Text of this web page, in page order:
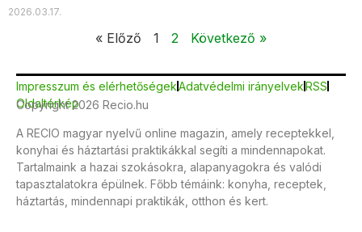
2026.03.17.
« Előző 1 2 Következő »
Impresszum és elérhetőségekAdatvédelmi irányelvekRSS
Oldaltérkép
Copyright 2026 Recio.hu
A RECIO magyar nyelvű online magazin, amely receptekkel,
konyhai és háztartási praktikákkal segíti a mindennapokat.
Tartalmaink a hazai szokásokra, alapanyagokra és valódi
tapasztalatokra épülnek. Főbb témáink: konyha, receptek,
háztartás, mindennapi praktikák, otthon és kert.